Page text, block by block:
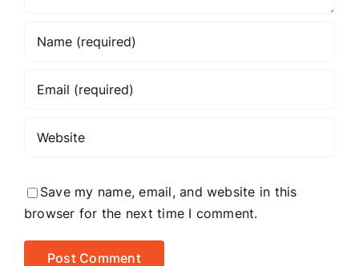
Save my name, email, and website in this
browser for the next time I comment.